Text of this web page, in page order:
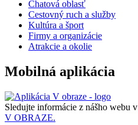
Chatová oblasť
Cestovný ruch a služby
Kultúra a šport
Firmy a organizácie
Atrakcie a okolie
Mobilná aplikácia
Sledujte informácie z nášho webu v
V OBRAZE.